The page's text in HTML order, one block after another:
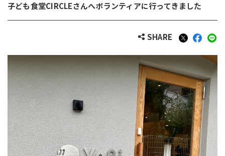
子ども食堂CIRCLEさんへボランティアに行ってきました
SHARE